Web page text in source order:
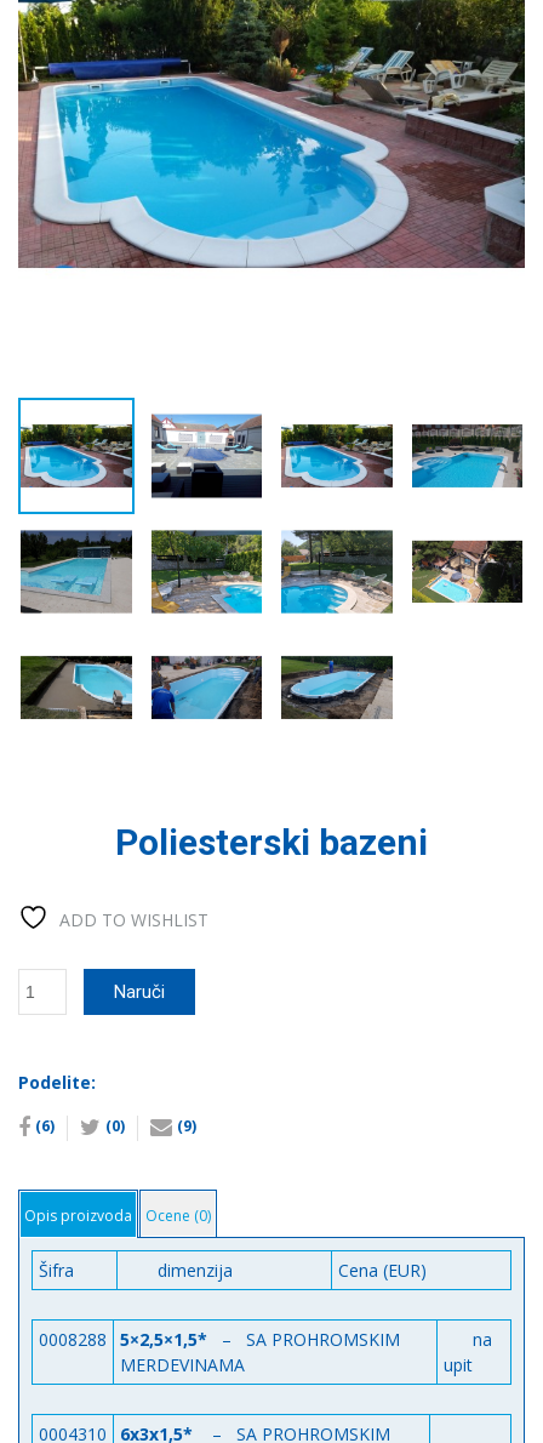
Poliesterski bazeni
ADD TO WISHLIST
Poliesterski
bazeni
Naruči
Podelite:
(6) (0) (9)
Opis proizvoda Ocene (0)
Šifra dimenzija Cena (EUR)
0008288 5×2,5×1,5* – SA PROHROMSKIM
MERDEVINAMA
na
upit
0004310 6x3x1,5* – SA PROHROMSKIM